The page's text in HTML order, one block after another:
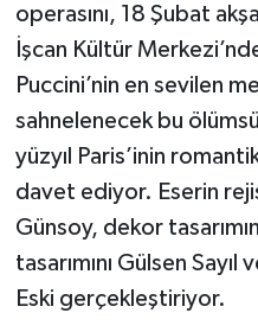
operasını, 18 Şubat
İşcan Kültür
Puccini’nin en sevilen
sahnelenecek bu
yüzyıl Paris’inin
davet ediyor. Eserin
Günsoy, dekor
tasarımını Gülsen Sayıl
Eski gerçekleştiriyor.
Televizyon
Turizm
Yaşam